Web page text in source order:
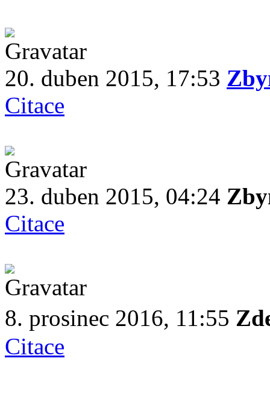
20. duben 2015, 17:53
Citace
23. duben 2015, 04:24
Citace
8. prosinec 2016, 11:55
Citace